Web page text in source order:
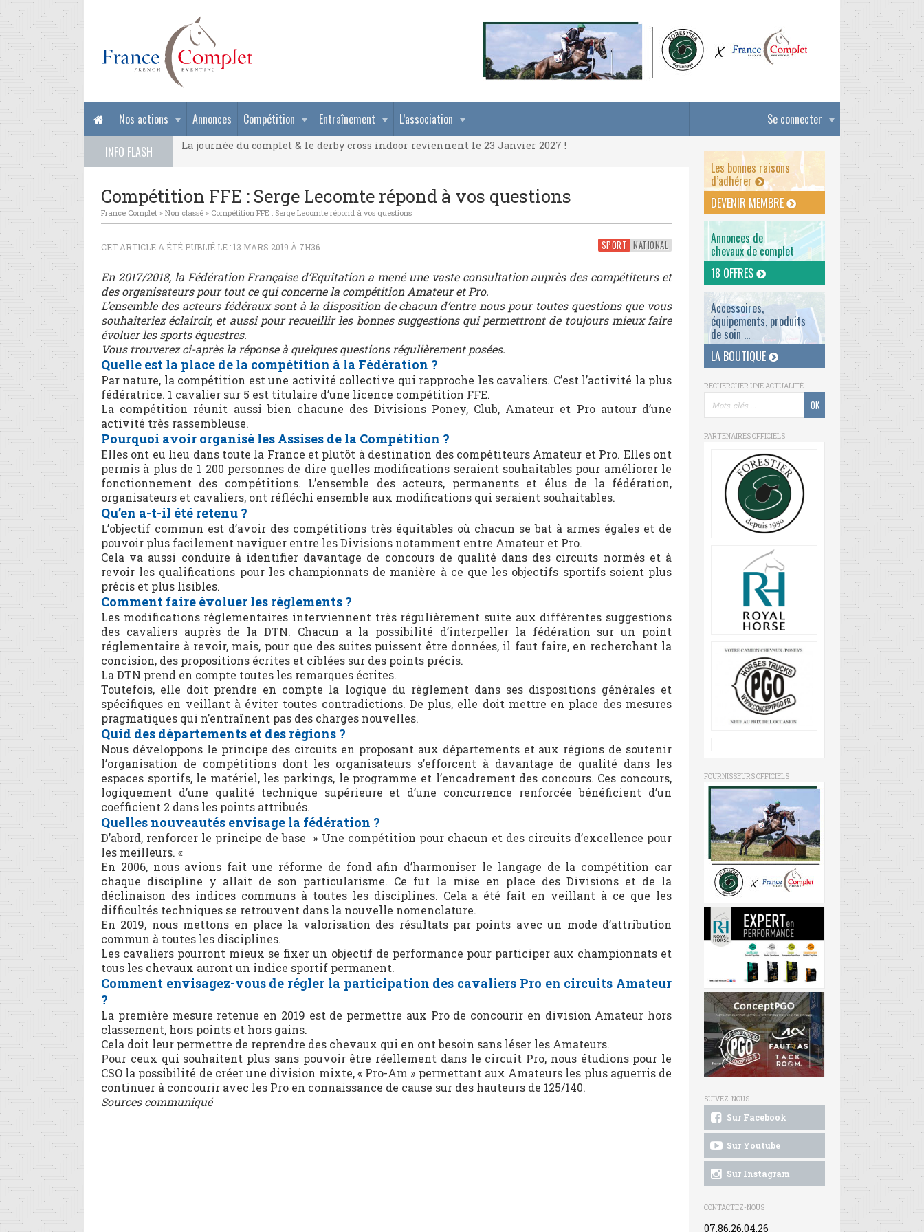
Se connecter
Nos actions Annonces Compétition Entraînement
L’association
INFO FLASH
La journée du complet & le derby cross indoor reviennent le 23 Janvier 2027 !
La journée du complet & le derby cross indoor reviennent le 23 Janvier 2027 !
Compétition FFE : Serge Lecomte répond à vos questions
France Complet » Non classé » Compétition FFE : Serge Lecomte répond à vos questions
SPORT NATIONAL
CET ARTICLE A ÉTÉ PUBLIÉ LE : 13 MARS 2019 À 7H36
En 2017/2018, la Fédération Française d’Equitation a mené une vaste consultation auprès des compétiteurs et
des organisateurs pour tout ce qui concerne la compétition Amateur et Pro.
L’ensemble des acteurs fédéraux sont à la disposition de chacun d’entre nous pour toutes questions que vous
souhaiteriez éclaircir, et aussi pour recueillir les bonnes suggestions qui permettront de toujours mieux faire
évoluer les sports équestres.
Vous trouverez ci-après la réponse à quelques questions régulièrement posées.
Quelle est la place de la compétition à la Fédération ?
Par nature, la compétition est une activité collective qui rapproche les cavaliers. C’est l’activité la plus
fédératrice. 1 cavalier sur 5 est titulaire d’une licence compétition FFE.
La compétition réunit aussi bien chacune des Divisions Poney, Club, Amateur et Pro autour d’une
activité très rassembleuse.
Pourquoi avoir organisé les Assises de la Compétition ?
Elles ont eu lieu dans toute la France et plutôt à destination des compétiteurs Amateur et Pro. Elles ont
permis à plus de 1 200 personnes de dire quelles modifications seraient souhaitables pour améliorer le
fonctionnement des compétitions. L’ensemble des acteurs, permanents et élus de la fédération,
organisateurs et cavaliers, ont réfléchi ensemble aux modifications qui seraient souhaitables.
Qu’en a-t-il été retenu ?
L’objectif commun est d’avoir des compétitions très équitables où chacun se bat à armes égales et de
pouvoir plus facilement naviguer entre les Divisions notamment entre Amateur et Pro.
Cela va aussi conduire à identifier davantage de concours de qualité dans des circuits normés et à
revoir les qualifications pour les championnats de manière à ce que les objectifs sportifs soient plus
précis et plus lisibles.
Comment faire évoluer les règlements ?
Les modifications réglementaires interviennent très régulièrement suite aux différentes suggestions
des cavaliers auprès de la DTN. Chacun a la possibilité d’interpeller la fédération sur un point
réglementaire à revoir, mais, pour que des suites puissent être données, il faut faire, en recherchant la
concision, des propositions écrites et ciblées sur des points précis.
La DTN prend en compte toutes les remarques écrites.
Toutefois, elle doit prendre en compte la logique du règlement dans ses dispositions générales et
spécifiques en veillant à éviter toutes contradictions. De plus, elle doit mettre en place des mesures
pragmatiques qui n’entraînent pas des charges nouvelles.
Quid des départements et des régions ?
Nous développons le principe des circuits en proposant aux départements et aux régions de soutenir
l’organisation de compétitions dont les organisateurs s’efforcent à davantage de qualité dans les
espaces sportifs, le matériel, les parkings, le programme et l’encadrement des concours. Ces concours,
logiquement d’une qualité technique supérieure et d’une concurrence renforcée bénéficient d’un
coefficient 2 dans les points attribués.
Quelles nouveautés envisage la fédération ?
D’abord, renforcer le principe de base » Une compétition pour chacun et des circuits d’excellence pour
les meilleurs. «
En 2006, nous avions fait une réforme de fond afin d’harmoniser le langage de la compétition car
chaque discipline y allait de son particularisme. Ce fut la mise en place des Divisions et de la
déclinaison des indices communs à toutes les disciplines. Cela a été fait en veillant à ce que les
difficultés techniques se retrouvent dans la nouvelle nomenclature.
En 2019, nous mettons en place la valorisation des résultats par points avec un mode d’attribution
commun à toutes les disciplines.
Les cavaliers pourront mieux se fixer un objectif de performance pour participer aux championnats et
tous les chevaux auront un indice sportif permanent.
Comment envisagez-vous de régler la participation des cavaliers Pro en circuits Amateur
?
La première mesure retenue en 2019 est de permettre aux Pro de concourir en division Amateur hors
classement, hors points et hors gains.
Cela doit leur permettre de reprendre des chevaux qui en ont besoin sans léser les Amateurs.
Pour ceux qui souhaitent plus sans pouvoir être réellement dans le circuit Pro, nous étudions pour le
CSO la possibilité de créer une division mixte, « Pro-Am » permettant aux Amateurs les plus aguerris de
continuer à concourir avec les Pro en connaissance de cause sur des hauteurs de 125/140.
Sources communiqué
Les bonnes raisons
d’adhérer
DEVENIR MEMBRE
Annonces de
chevaux de complet
18 OFFRES
Accessoires,
équipements, produits
de soin ...
LA BOUTIQUE
RECHERCHER UNE ACTUALITÉ
PARTENAIRES OFFICIELS
FOURNISSEURS OFFICIELS
SUIVEZ-NOUS
Sur Facebook
Sur Youtube
Sur Instagram
CONTACTEZ-NOUS
07.86.26.04.26